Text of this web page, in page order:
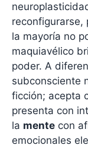
reconfigurarse,
la mayoría no
maquiavélico
poder. A
subconsciente
ficción; acepta
presenta con
la mente con
emocionales